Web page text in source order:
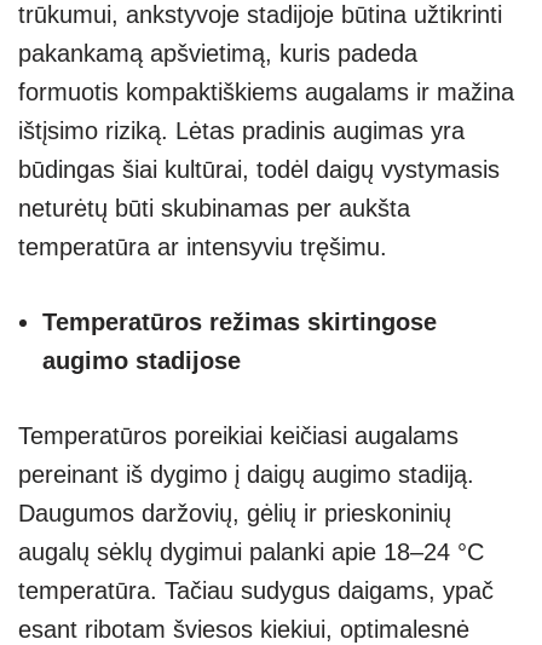
trūkumui, ankstyvoje stadijoje būtina užtikrinti
pakankamą apšvietimą, kuris padeda
formuotis kompaktiškiems augalams ir mažina
ištįsimo riziką. Lėtas pradinis augimas yra
būdingas šiai kultūrai, todėl daigų vystymasis
neturėtų būti skubinamas per aukšta
temperatūra ar intensyviu tręšimu.
Temperatūros režimas skirtingose
augimo stadijose
Temperatūros poreikiai keičiasi augalams
pereinant iš dygimo į daigų augimo stadiją.
Daugumos daržovių, gėlių ir prieskoninių
augalų sėklų dygimui palanki apie 18–24 °C
temperatūra. Tačiau sudygus daigams, ypač
esant ribotam šviesos kiekiui, optimalesnė